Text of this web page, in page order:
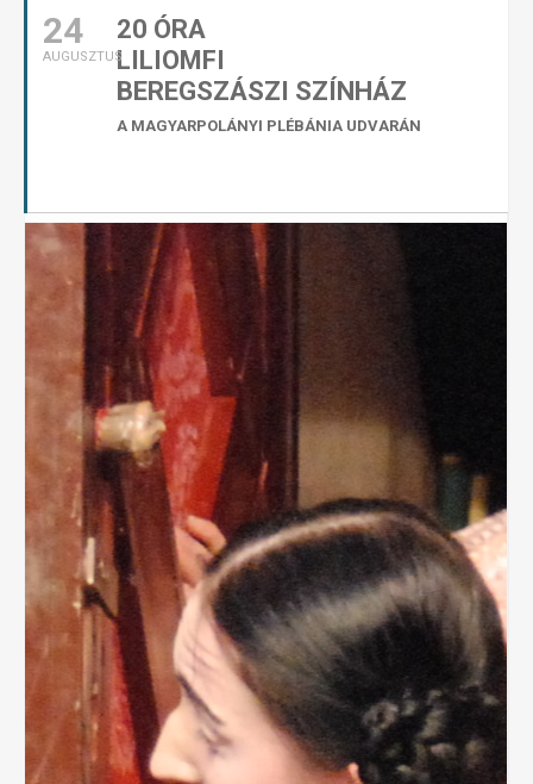
24
AUGUSZTUS
20 ÓRA
LILIOMFI
BEREGSZÁSZI SZÍNHÁZ
A MAGYARPOLÁNYI PLÉBÁNIA UDVARÁN